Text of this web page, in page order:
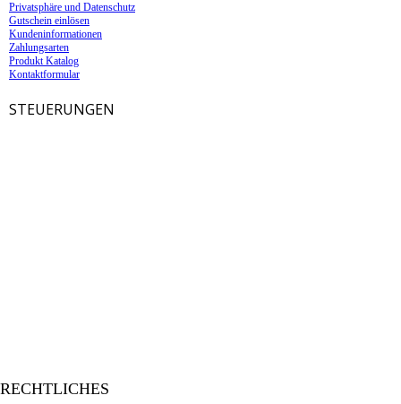
Privatsphäre und Datenschutz
Gutschein einlösen
Kundeninformationen
Zahlungsarten
Produkt Katalog
Kontaktformular
STEUERUNGEN
RECHTLICHES